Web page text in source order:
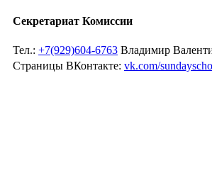
Секретариат Комиссии
Тел.: +7(929)604-6763 Владимир
Страницы ВКонтакте: vk.com/